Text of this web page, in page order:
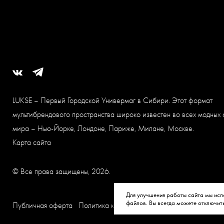
Для улучшения работы сайта мы
файлов. Вы всегда можете
LUKSE – Первый Городской Универмаг в Сибири. Этот формат
мультибрендового пространства широко известен во всех модных
мира – Нью-Йорке, Лондоне, Париже, Милане, Москве.
Карта сайта
© Все права защищены, 2026.
Публичная оферта Политика конфиденциальности Согласие